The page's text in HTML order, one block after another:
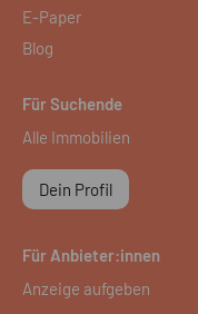
E-Paper
Blog
Für Suchende
Alle Immobilien
Dein Profil
Für Anbieter:innen
Anzeige aufgeben